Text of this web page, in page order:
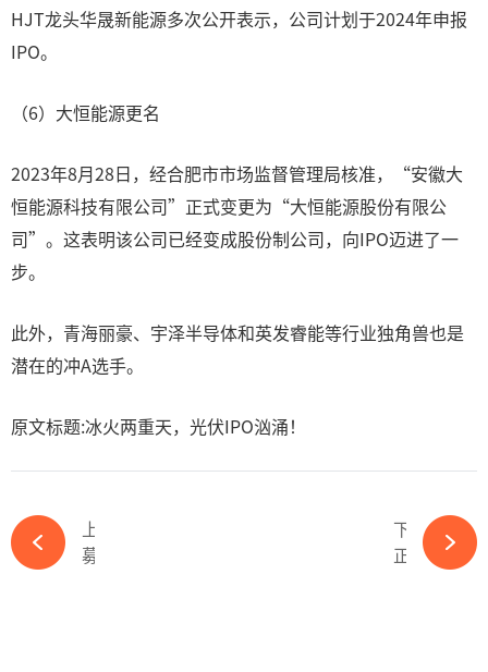
HJT龙头华晟新能源多次公开表示，公司计划于2024年申报
IPO。
（6）大恒能源更名
2023年8月28日，经合肥市市场监督管理局核准，“安徽大
恒能源科技有限公司”正式变更为“大恒能源股份有限公
司”。这表明该公司已经变成股份制公司，向IPO迈进了一
步。
此外，青海丽豪、宇泽半导体和英发睿能等行业独角兽也是
潜在的冲A选手。
原文标题:冰火两重天，光伏IPO汹涌！
下一篇
正泰新能出席BNEF伦敦峰会：竞争加剧，全球化至上-ky体育APP官网下载